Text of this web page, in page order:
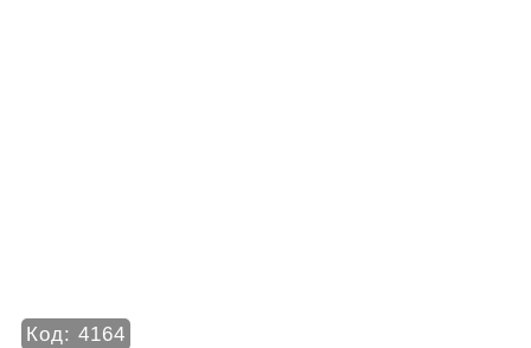
Код: 4164